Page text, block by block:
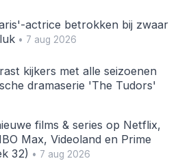
actrice betrokken bij zwaar
• 7 aug 2026
kijkers met alle seizoenen
dramaserie 'The Tudors'
films & series op Netflix,
Max, Videoland en Prime
32) • 7 aug 2026